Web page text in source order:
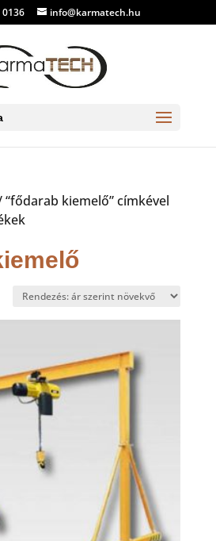
0136 info@karmatech.hu
“fődarab kiemelő” címkével